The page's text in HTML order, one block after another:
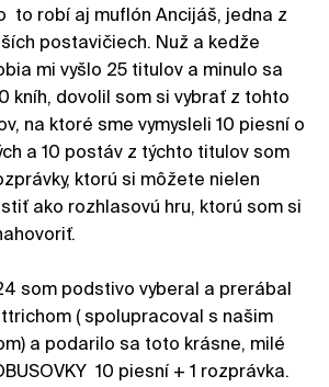
to robí aj muflón Ancijáš, jedna z
postavičiech. Nuž a kedže
mi vyšlo 25 titulov a minulo sa
kníh, dovolil som si vybrať z tohto
na ktoré sme vymysleli 10 piesní o
a 10 postáv z týchto titulov som
ktorú si môžete nielen
ako rozhlasovú hru, ktorú som si
som podstivo vyberal a prerábal
( spolupracoval s našim
a podarilo sa toto krásne, milé
10 piesní + 1 rozprávka.